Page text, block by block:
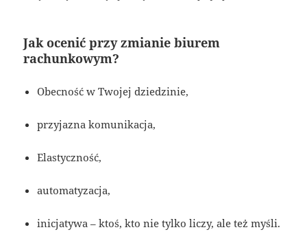
Jak ocenić przy zmianie biurem
rachunkowym?
Obecność w Twojej dziedzinie,
przyjazna komunikacja,
Elastyczność,
automatyzacja,
inicjatywa – ktoś, kto nie tylko liczy, ale też myśli.